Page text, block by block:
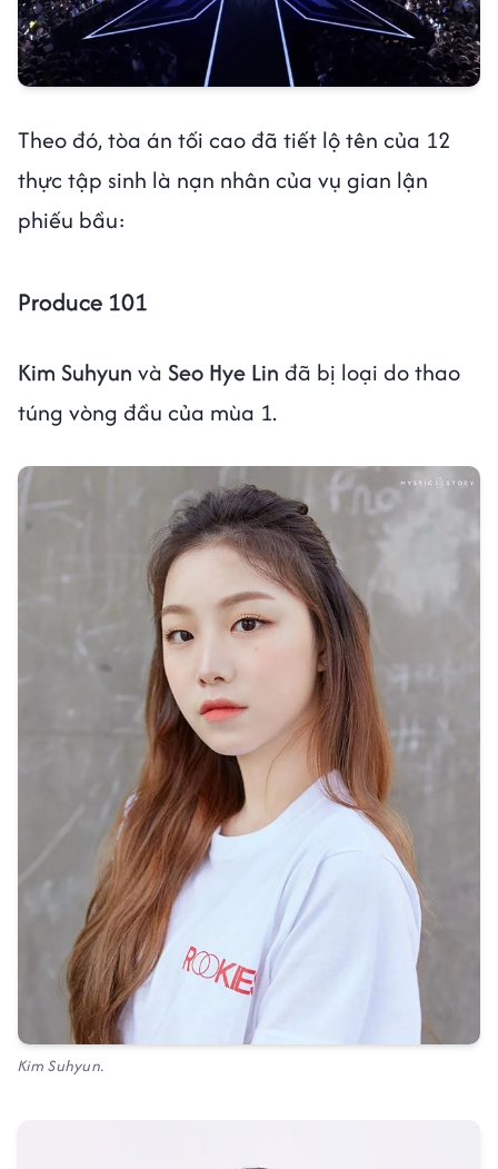
Theo đó, tòa án tối cao đã tiết lộ tên của 12
thực tập sinh là nạn nhân của vụ gian lận
phiếu bầu:
Produce 101
Kim Suhyun và Seo Hye Lin đã bị loại do thao
túng vòng đầu của mùa 1.
Kim Suhyun.